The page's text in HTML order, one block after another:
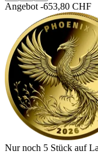
Angebot -653,80 CHF
Nur noch 5 Stück auf